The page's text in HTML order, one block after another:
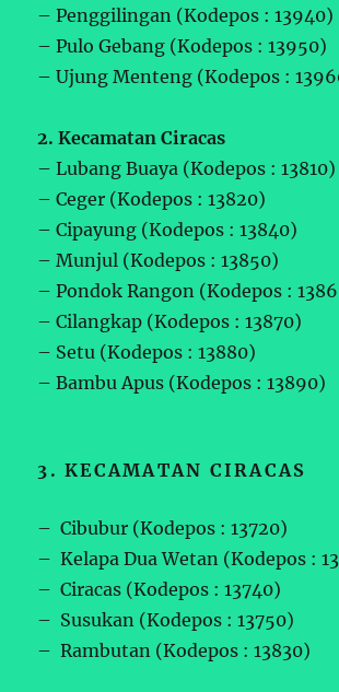
– Penggilingan (Kodepos : 13940)
– Pulo Gebang (Kodepos : 13950)
– Ujung Menteng (Kodepos :
2. Kecamatan Ciracas
– Lubang Buaya (Kodepos : 13810)
– Ceger (Kodepos : 13820)
– Cipayung (Kodepos : 13840)
– Munjul (Kodepos : 13850)
– Pondok Rangon (Kodepos :
– Cilangkap (Kodepos : 13870)
– Setu (Kodepos : 13880)
– Bambu Apus (Kodepos : 13890)
3. KECAMATAN CIRACAS
– Cibubur (Kodepos : 13720)
– Kelapa Dua Wetan (Kodepos :
– Ciracas (Kodepos : 13740)
– Susukan (Kodepos : 13750)
– Rambutan (Kodepos : 13830)